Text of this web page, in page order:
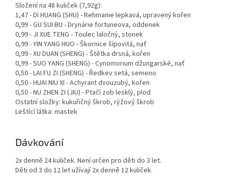
Složení na 48 kuliček (7,92g):
1,47 - DI HUANG (SHU) - Rehmanie lepkavá, upravený kořen
0,99 - GU SUI BU - Drynárie fortuneova, oddenek
0,99 - JI XUE TENG - Toulec laločný, stonek
0,99 - YIN YANG HUO - Škornice šípovitá, nať
0,99 - XU DUAN (SHENG) - Štětka drsná, kořen
0,99 - SUO YANG (SHENG) - Cynomorium džungarské, nať
0,50 - LAI FU ZI (SHENG) - Ředkev setá, semeno
0,50 - HUAI NIU XI - Achyrant dvouzubý, kořen
0,50 - NU ZHEN ZI (JIU) - Ptačí zob lesklý, plod
Ostatní složky: kukuřičný škrob, rýžový škrob
Leštící látka: mastek
Dávkování
2x denně 24 kuliček. Není určen pro děti do 3 let.
Děti od 3 do 12 let užívají 2x denně 12 kuliček.